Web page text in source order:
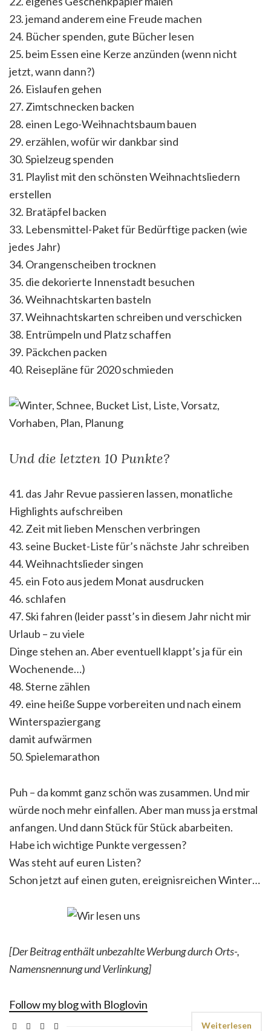
23. jemand anderem eine Freude machen
24. Bücher spenden, gute Bücher lesen
25. beim Essen eine Kerze anzünden (wenn nicht
jetzt, wann dann?)
26. Eislaufen gehen
27. Zimtschnecken backen
28. einen Lego-Weihnachtsbaum bauen
29. erzählen, wofür wir dankbar sind
30. Spielzeug spenden
31. Playlist mit den schönsten Weihnachtsliedern
erstellen
32. Bratäpfel backen
33. Lebensmittel-Paket für Bedürftige packen (wie
jedes Jahr)
34. Orangenscheiben trocknen
35. die dekorierte Innenstadt besuchen
36. Weihnachtskarten basteln
37. Weihnachtskarten schreiben und verschicken
38. Entrümpeln und Platz schaffen
39. Päckchen packen
40. Reisepläne für 2020 schmieden
Und die letzten 10 Punkte?
41. das Jahr Revue passieren lassen, monatliche
Highlights aufschreiben
42. Zeit mit lieben Menschen verbringen
43. seine Bucket-Liste für’s nächste Jahr schreiben
44. Weihnachtslieder singen
45. ein Foto aus jedem Monat ausdrucken
46. schlafen
47. Ski fahren (leider passt’s in diesem Jahr nicht mir
Urlaub – zu viele
Dinge stehen an. Aber eventuell klappt’s ja für ein
Wochenende…)
48. Sterne zählen
49. eine heiße Suppe vorbereiten und nach einem
Winterspaziergang
damit aufwärmen
50. Spielemarathon
Puh – da kommt ganz schön was zusammen. Und mir
würde noch mehr einfallen. Aber man muss ja erstmal
anfangen. Und dann Stück für Stück abarbeiten.
Habe ich wichtige Punkte vergessen?
Was steht auf euren Listen?
Schon jetzt auf einen guten, ereignisreichen Winter…
[Der Beitrag enthält unbezahlte Werbung durch Orts-,
Namensnennung und Verlinkung]
Follow my blog with Bloglovin
Weiterlesen